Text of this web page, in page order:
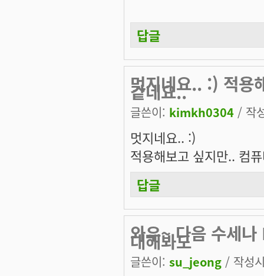
답글
멋지네요.. :) 적용
같네요..
글쓴이: kimkh0304 / 작
멋지네요.. :)
적용해보고 싶지만.. 컴
답글
와우~ 다음 수세
대해봐도
글쓴이: su_jeong / 작성